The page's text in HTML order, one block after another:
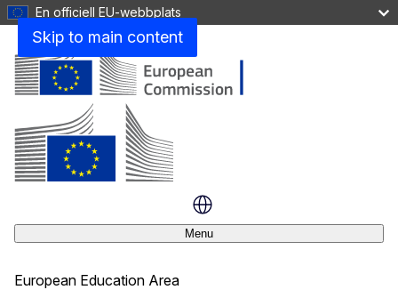
Skip to main content
En officiell EU-webbplats
Menu
European Education Area